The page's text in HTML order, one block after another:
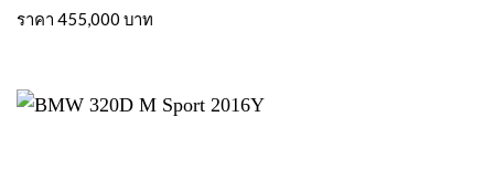
ราคา 455,000 บาท